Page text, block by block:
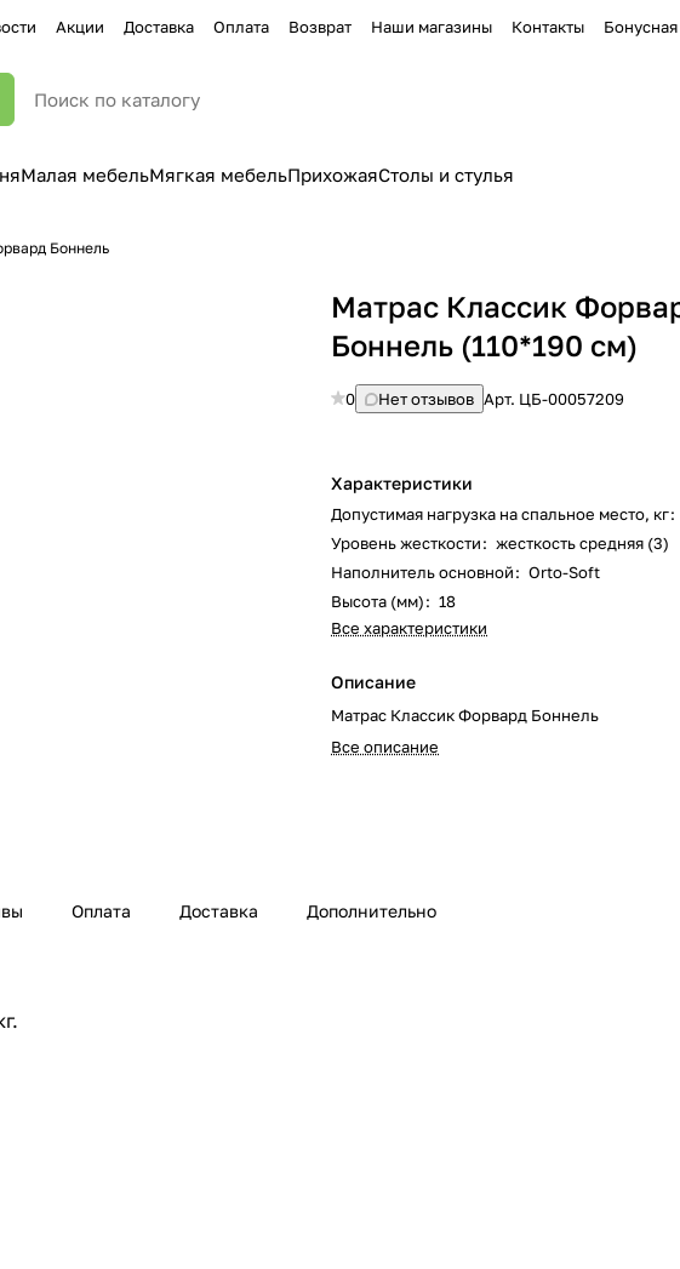
Акции Доставка Оплата Возврат Наши магазины Контакты
Малая мебельМягкая мебельПрихожаяСтолы и стулья
Боннель
Матрас Классик
Боннель (110*190 см)
0 Нет отзывов Арт. ЦБ-00057209
Характеристики
Допустимая нагрузка на спальное место, кг:
Уровень жесткости: жесткость средняя (3)
Наполнитель основной: Orto-Soft
Высота (мм): 18
Все характеристики
Описание
Матрас Классик Форвард Боннель
Все описание
Оплата Доставка Дополнительно